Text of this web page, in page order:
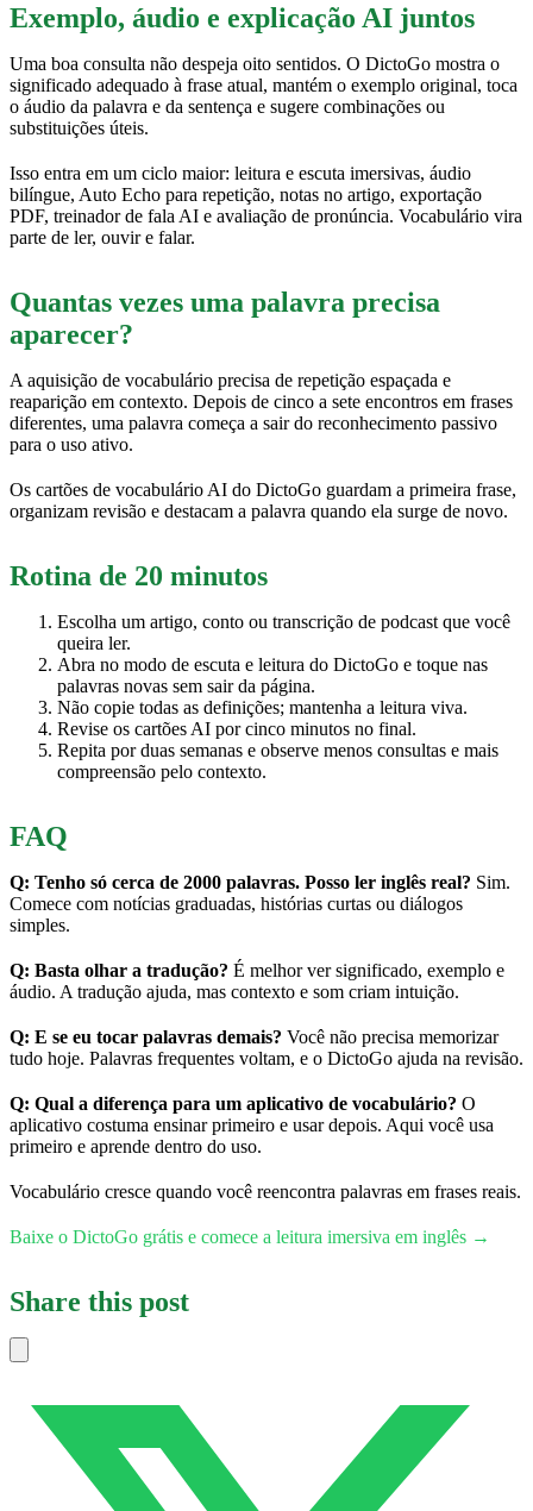
Exemplo, áudio e explicação AI juntos
Uma boa consulta não despeja oito sentidos. O DictoGo mostra o
significado adequado à frase atual, mantém o exemplo original, toca
o áudio da palavra e da sentença e sugere combinações ou
substituições úteis.
Isso entra em um ciclo maior: leitura e escuta imersivas, áudio
bilíngue, Auto Echo para repetição, notas no artigo, exportação
PDF, treinador de fala AI e avaliação de pronúncia. Vocabulário vira
parte de ler, ouvir e falar.
Quantas vezes uma palavra precisa
aparecer?
A aquisição de vocabulário precisa de repetição espaçada e
reaparição em contexto. Depois de cinco a sete encontros em frases
diferentes, uma palavra começa a sair do reconhecimento passivo
para o uso ativo.
Os cartões de vocabulário AI do DictoGo guardam a primeira frase,
organizam revisão e destacam a palavra quando ela surge de novo.
Rotina de 20 minutos
Escolha um artigo, conto ou transcrição de podcast que você
queira ler.
Abra no modo de escuta e leitura do DictoGo e toque nas
palavras novas sem sair da página.
Não copie todas as definições; mantenha a leitura viva.
Revise os cartões AI por cinco minutos no final.
Repita por duas semanas e observe menos consultas e mais
compreensão pelo contexto.
FAQ
Q: Tenho só cerca de 2000 palavras. Posso ler inglês real? Sim.
Comece com notícias graduadas, histórias curtas ou diálogos
simples.
Q: Basta olhar a tradução? É melhor ver significado, exemplo e
áudio. A tradução ajuda, mas contexto e som criam intuição.
Q: E se eu tocar palavras demais? Você não precisa memorizar
tudo hoje. Palavras frequentes voltam, e o DictoGo ajuda na revisão.
Q: Qual a diferença para um aplicativo de vocabulário? O
aplicativo costuma ensinar primeiro e usar depois. Aqui você usa
primeiro e aprende dentro do uso.
Vocabulário cresce quando você reencontra palavras em frases reais.
Baixe o DictoGo grátis e comece a leitura imersiva em inglês →
Share this post